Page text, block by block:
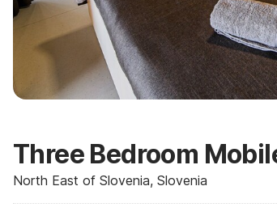
Three Bedroom
North East of Slovenia, Slovenia